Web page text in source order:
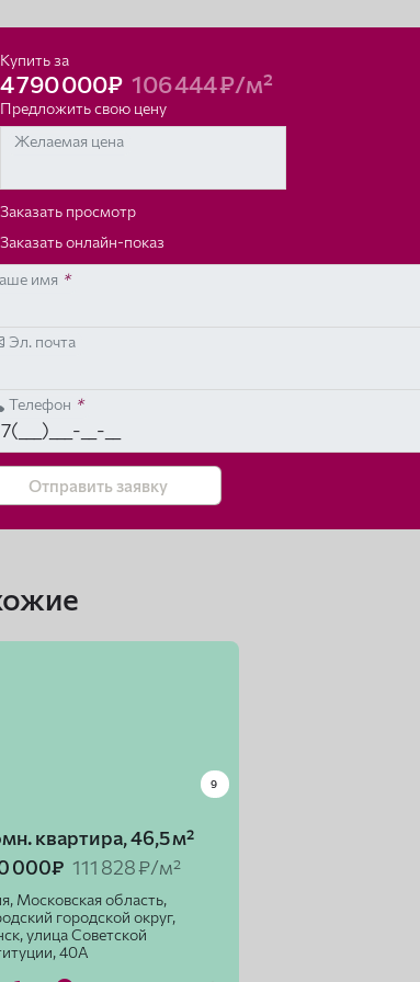
Купить за
4 790 000₽ 106 444 ₽/м²
Предложить свою цену
Желаемая цена
Заказать просмотр
Заказать онлайн-показ
имя *
Эл. почта
Телефон *
Отправить заявку
9
квартира, 46,5 м²
000₽ 111 828 ₽/м²
Московская область,
городской округ,
улица Советской
40А